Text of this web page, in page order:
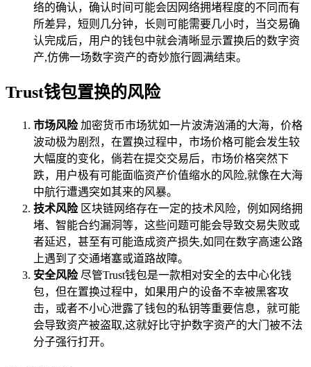
络的确认，确认时间可能会因网络拥堵程度的不同而有
所差异，短则几分钟，长则可能需要几小时，当交易确
认完成后，用户的钱包中就会清晰显示置换后的数字资
产,仿佛一场数字资产的奇妙旅行圆满结束。
Trust钱包置换的风险
市场风险加密货币市场犹如一片波涛汹涌的大海，价格
波动极为剧烈，在置换过程中，市场价格可能会发生较
大幅度的变化，倘若在提交交易后，市场价格突然下
跌，用户极有可能面临资产价值缩水的风险,就像在大海
中航行遭遇突如其来的风暴。
技术风险区块链网络存在一定的技术风险，例如网络拥
堵、智能合约漏洞等，这些问题可能会导致交易失败或
者延迟，甚至有可能造成资产损失,如同在数字高速公路
上遇到了交通堵塞或道路故障。
安全风险尽管Trust钱包是一款相对安全的去中心化钱
包，但在置换过程中，如果用户的设备不幸被黑客攻
击，或者不小心泄露了钱包的私钥等重要信息，就可能
会导致资产被盗取,这就好比守护数字资产的大门被不法
分子强行打开。